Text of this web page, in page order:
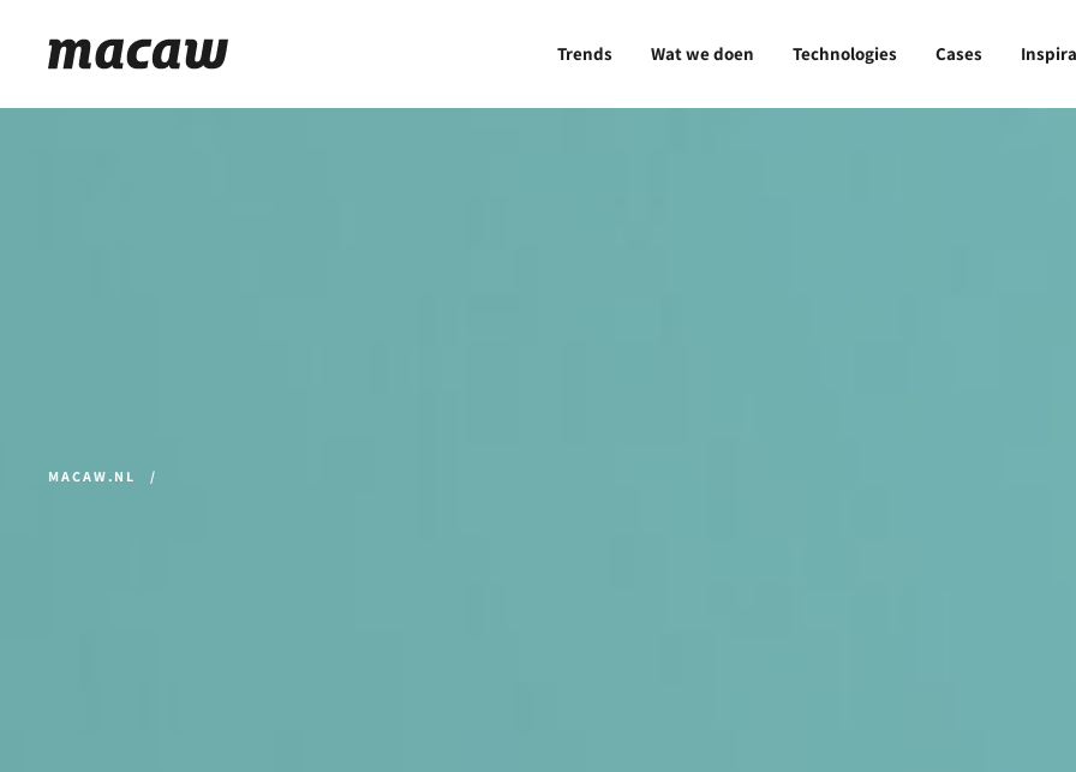
Trends Wat we doen Technologies Cases
MACAW.NL /